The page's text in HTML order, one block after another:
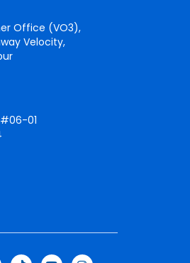
Office (VO3),
Velocity,
#06-01